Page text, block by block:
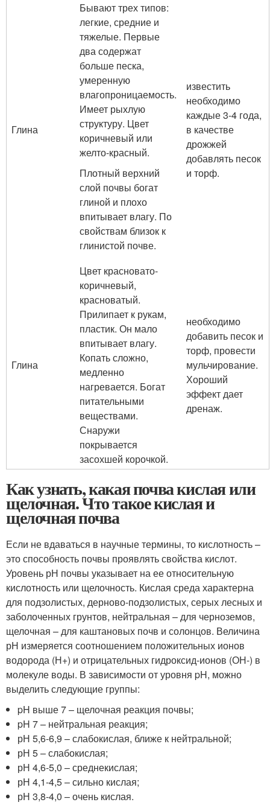
Глина
Бывают трех типов:
легкие, средние и
тяжелые. Первые
два содержат
больше песка,
умеренную
влагопроницаемость.
Имеет рыхлую
структуру. Цвет
коричневый или
желто-красный.
Плотный верхний
слой почвы богат
глиной и плохо
впитывает влагу. По
свойствам близок к
глинистой почве.
известить
необходимо
каждые 3-4 года,
в качестве
дрожжей
добавлять песок
и торф.
Глина
Цвет красновато-
коричневый,
красноватый.
Прилипает к рукам,
пластик. Он мало
впитывает влагу.
Копать сложно,
медленно
нагревается. Богат
питательными
веществами.
Снаружи
покрывается
засохшей корочкой.
необходимо
добавить песок и
торф, провести
мульчирование.
Хороший
эффект дает
дренаж.
Как узнать, какая почва кислая или
щелочная. Что такое кислая и
щелочная почва
Если не вдаваться в научные термины, то кислотность –
это способность почвы проявлять свойства кислот.
Уровень рН почвы указывает на ее относительную
кислотность или щелочность. Кислая среда характерна
для подзолистых, дерново-подзолистых, серых лесных и
заболоченных грунтов, нейтральная – для черноземов,
щелочная – для каштановых почв и солонцов. Величина
рН измеряется соотношением положительных ионов
водорода (Н+) и отрицательных гидроксид-ионов (ОН-) в
молекуле воды. В зависимости от уровня pH, можно
выделить следующие группы:
pH выше 7 – щелочная реакция почвы;
pH 7 – нейтральная реакция;
рН 5,6-6,9 – слабокислая, ближе к нейтральной;
рН 5 – слабокислая;
рН 4,6-5,0 – среднекислая;
рН 4,1-4,5 – сильно кислая;
рН 3,8-4,0 – очень кислая.